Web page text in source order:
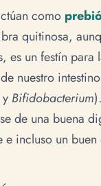
como
quitinosa,
es un festín para
nuestro
y Bifidobacterium
de una buena
e incluso un